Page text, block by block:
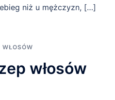
niż u mężczyzn, […]
WŁOSÓW
włosów